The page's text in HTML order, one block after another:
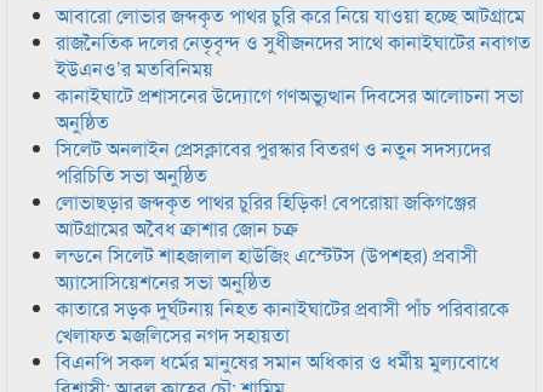
আবারো লোভার জব্দকৃত পাথর চুরি করে নিয়ে যাওয়া হচ্ছে আটগ্রামে
রাজনৈতিক দলের নেতৃবৃন্দ ও সুধীজনদের সাথে কানাইঘাটের নবাগত
ইউএনও’র মতবিনিময়
কানাইঘাটে প্রশাসনের উদ্যোগে গণঅভ্যুত্থান দিবসের আলোচনা সভা
অনুষ্ঠিত
সিলেট অনলাইন প্রেসক্লাবের পুরস্কার বিতরণ ও নতুন সদস্যদের
পরিচিতি সভা অনুষ্ঠিত
লোভাছড়ার জব্দকৃত পাথর চুরির হিড়িক! বেপরোয়া জকিগঞ্জের
আটগ্রামের অবৈধ ক্রাশার জোন চক্র
লন্ডনে সিলেট শাহজালাল হাউজিং এস্টেটস (উপশহর) প্রবাসী
অ্যাসোসিয়েশনের সভা অনুষ্ঠিত
কাতারে সড়ক দুর্ঘটনায় নিহত কানাইঘাটের প্রবাসী পাঁচ পরিবারকে
খেলাফত মজলিসের নগদ সহায়তা
বিএনপি সকল ধর্মের মানুষের সমান অধিকার ও ধর্মীয় মুল্যবোধে